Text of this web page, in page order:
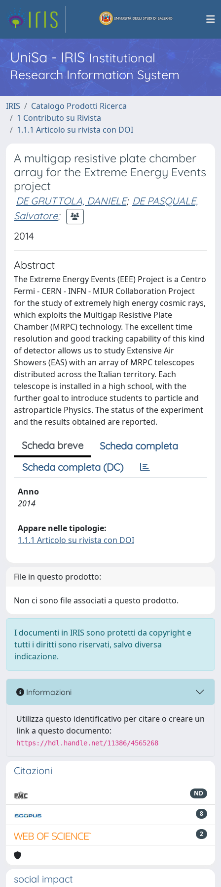
UniSa - IRISInstitutional
Research Information System
IRIS
Catalogo Prodotti Ricerca
1 Contributo su Rivista
1.1.1 Articolo su rivista con DOI
A multigap resistive plate chamber
array for the Extreme Energy Events
project
DE GRUTTOLA, DANIELE; DE PASQUALE,
Salvatore;
2014
Abstract
The Extreme Energy Events (EEE) Project is a Centro
Fermi - CERN - INFN - MIUR Collaboration Project
for the study of extremely high energy cosmic rays,
which exploits the Multigap Resistive Plate
Chamber (MRPC) technology. The excellent time
resolution and good tracking capability of this kind
of detector allows us to study Extensive Air
Showers (EAS) with an array of MRPC telescopes
distributed across the Italian territory. Each
telescope is installed in a high school, with the
further goal to introduce students to particle and
astroparticle Physics. The status of the experiment
and the results obtained are reported.
Scheda breve
Scheda completa
Scheda completa (DC)
Anno
2014
Appare nelle tipologie:
1.1.1 Articolo su rivista con DOI
File in questo prodotto:
Non ci sono file associati a questo prodotto.
I documenti in IRIS sono protetti da copyright e
tutti i diritti sono riservati, salvo diversa
indicazione.
Informazioni
Utilizza questo identificativo per citare o creare un
link a questo documento:
https://hdl.handle.net/11386/4565268
Citazioni
ND
8
2
social impact